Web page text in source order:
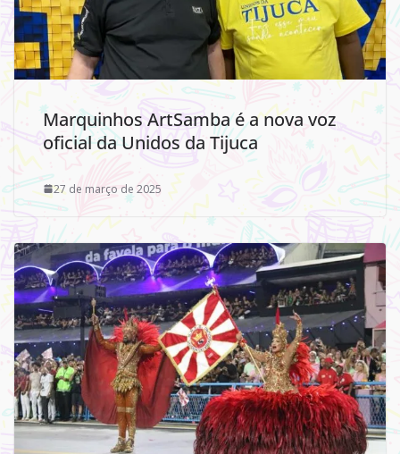
Marquinhos ArtSamba é a nova voz
oficial da Unidos da Tijuca
27 de março de 2025